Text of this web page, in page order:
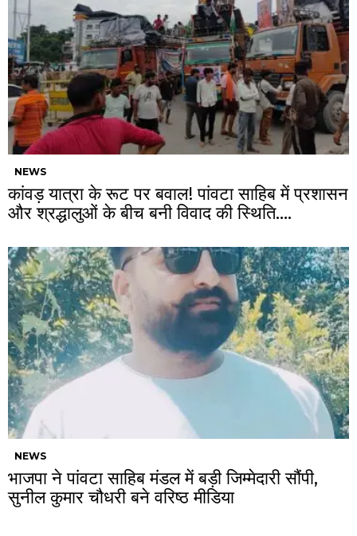
NEWS
कांवड़ यात्रा के रूट पर बवाल! पांवटा साहिब में प्रशासन
और श्रद्धालुओं के बीच बनी विवाद की स्थिति….
NEWS
भाजपा ने पांवटा साहिब मंडल में बड़ी जिम्मेदारी सौंपी,
सुनील कुमार चौधरी बने वरिष्ठ मीडिया